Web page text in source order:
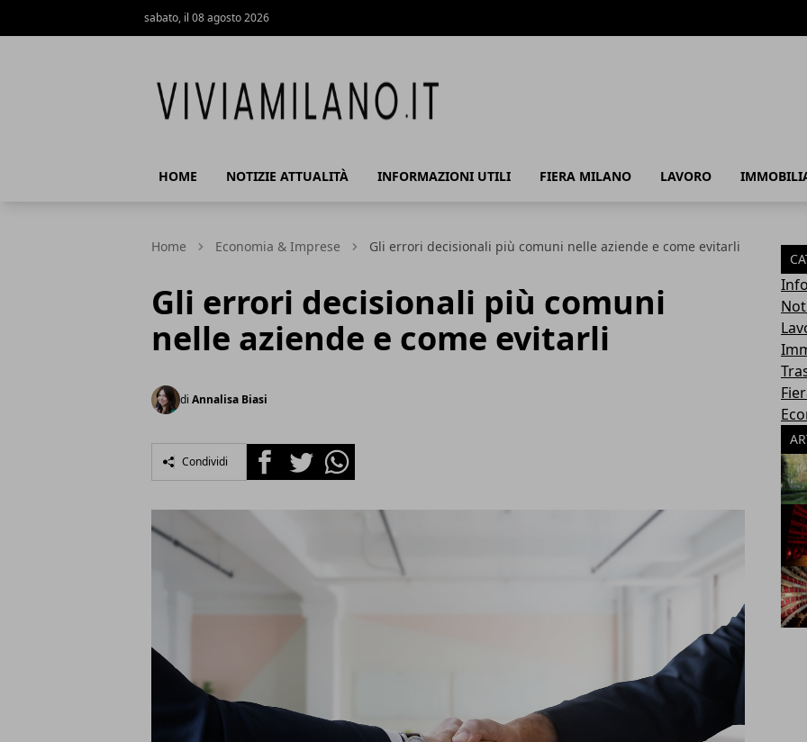
sabato, il 08 agosto 2026
HOME NOTIZIE ATTUALITÀ INFORMAZIONI UTILI FIERA MILANO LAVORO
Home Economia & Imprese Gli errori decisionali più comuni nelle aziende e come evitarli
Gli errori decisionali più comuni
nelle aziende e come evitarli
di Annalisa Biasi
Condividi FacebookTwitterWhatsapp